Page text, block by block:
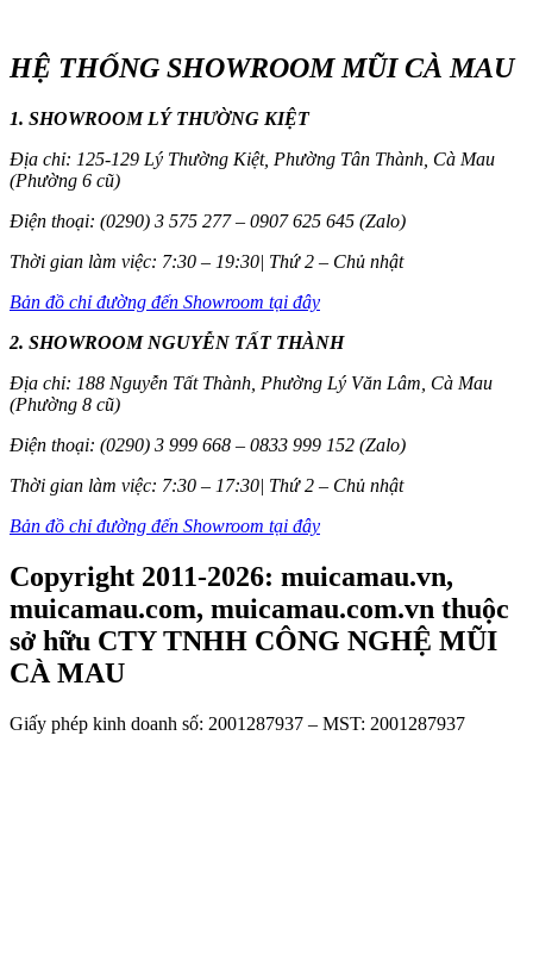
HỆ THỐNG SHOWROOM MŨI CÀ MAU
1. SHOWROOM LÝ THƯỜNG KIỆT
Địa chỉ: 125-129 Lý Thường Kiệt, Phường Tân Thành, Cà Mau
(Phường 6 cũ)
Điện thoại: (0290) 3 575 277 – 0907 625 645 (Zalo)
Thời gian làm việc: 7:30 – 19:30| Thứ 2 – Chủ nhật
Bản đồ chỉ đường đến Showroom tại đây
2. SHOWROOM NGUYỄN TẤT THÀNH
Địa chỉ: 188 Nguyễn Tất Thành, Phường Lý Văn Lâm, Cà Mau
(Phường 8 cũ)
Điện thoại: (0290) 3 999 668 – 0833 999 152 (Zalo)
Thời gian làm việc: 7:30 – 17:30| Thứ 2 – Chủ nhật
Bản đồ chỉ đường đến Showroom tại đây
Copyright 2011-2026: muicamau.vn,
muicamau.com, muicamau.com.vn thuộc
sở hữu CTY TNHH CÔNG NGHỆ MŨI
CÀ MAU
Giấy phép kinh doanh số: 2001287937 – MST: 2001287937